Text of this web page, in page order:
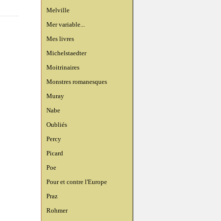
Melville
Mer variable...
Mes livres
Michelstaedter
Moitrinaires
Monstres romanesques
Muray
Nabe
Oubliés
Percy
Picard
Poe
Pour et contre l'Europe
Praz
Rohmer